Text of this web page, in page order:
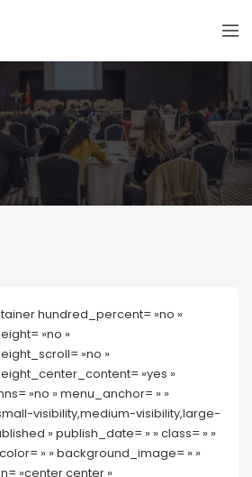
hundred_percent= »no »
»no »
»no »
»yes »
»no » menu_anchor= » »
visibility,medium-visibility,large-
» publish_date= » » class= » »
» » background_image= » »
»center center »